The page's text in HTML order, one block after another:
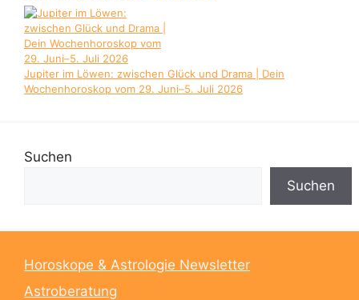
Jupiter im Löwen: zwischen Glück und Drama | Dein
Wochenhoroskop vom 29. Juni–5. Juli 2026
Suchen
Suchen
Horoskope & Astrologie Newsletter
Astroberatung